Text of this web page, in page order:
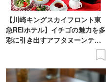
【川崎キングスカイフロント東
急REIホテル】イチゴの魅力を多
彩に引き出すアフタヌーンティ